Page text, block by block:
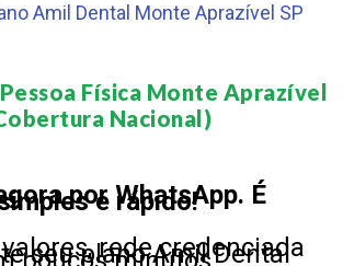
Amil Dental Monte Aprazível SP
Física Monte Aprazível
Nacional)​
por WhatsApp. É
e rápido!
rede credenciada
seu plano Amil Dental